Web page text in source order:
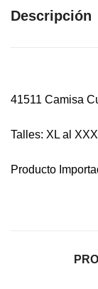
Descripción
41511 Camisa
Talles: XL al
Producto